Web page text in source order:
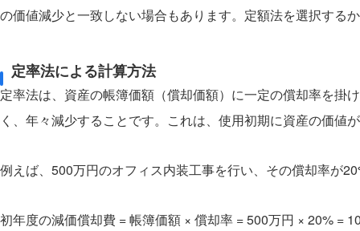
の価値減少と一致しない場合もあります。定額法を選択する
定率法による計算方法
定率法は、資産の帳簿価額（償却価額）に一定の償却率を掛
く、年々減少することです。これは、使用初期に資産の価値
例えば、500万円のオフィス内装工事を行い、その償却率が
初年度の減価償却費 = 帳簿価額 × 償却率 = 500万円 × 20% =